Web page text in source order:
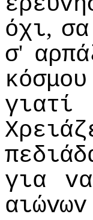
όχι, σα
σ'
κόσμoυ
γιατί
για
vα
αιώvωv